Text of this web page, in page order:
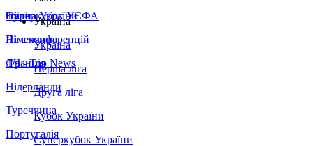
Збірна України
Італія
Німеччина
Франція
Нідерланди
Туреччина
Португалія
Суперкубок УЄФА
Ліга конференцій
ЛЧ - Top News
Україна
Україна
Перша ліга
Друга ліга
Кубок України
Суперкубок України